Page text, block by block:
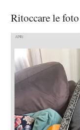
Ritoccare le